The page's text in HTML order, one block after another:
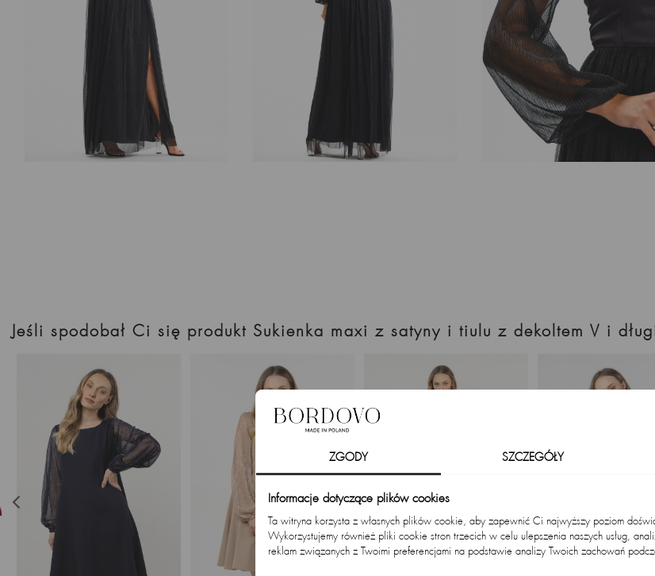
Jeśli spodobał Ci się produkt Sukienka maxi z satyny i tiulu z dekoltem V i
ZGODY SZCZEGÓŁY
Informacje dotyczące plików cookies
Ta witryna korzysta z własnych plików cookie, aby zapewnić Ci najwyższy poziom
Wykorzystujemy również pliki cookie stron trzecich w celu ulepszenia naszych usług,
reklam związanych z Twoimi preferencjami na podstawie analizy Twoich zachowań